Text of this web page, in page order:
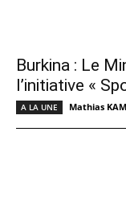
Burkina : Le
l’initiative «
A LA UNE Mathias KAM